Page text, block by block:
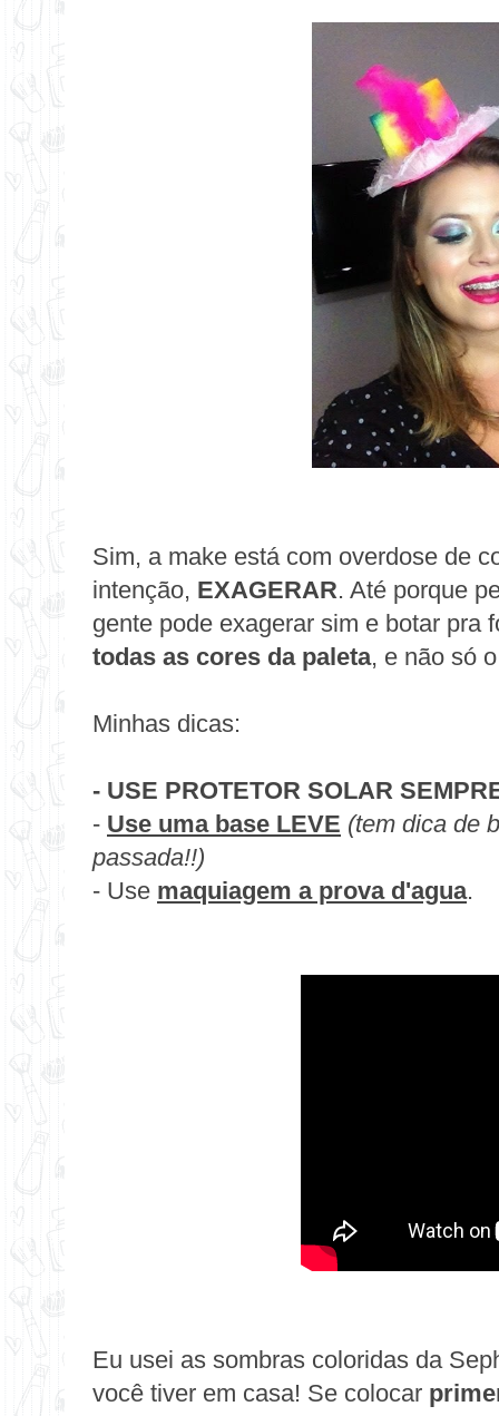
Sim, a make está com overdose de
intenção, EXAGERAR. Até porque
gente pode exagerar sim e botar pra
todas as cores da paleta, e não só
Minhas dicas:
- USE PROTETOR SOLAR
- Use uma base LEVE (tem dica de
passada!!)
- Use maquiagem a prova d'agua.
Eu usei as sombras coloridas da
você tiver em casa! Se colocar